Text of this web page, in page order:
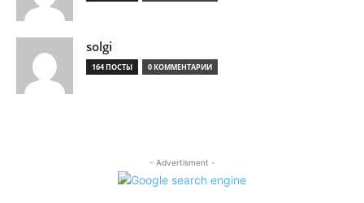
solgi
164 ПОСТЫ 0 КОММЕНТАРИИ
- Advertisment -